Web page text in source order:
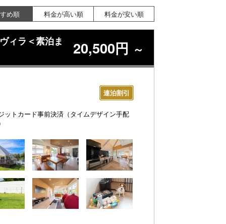
め順 料金が高い順 料金が安い順
ィラ＜素泊ま 20,500円 ～
連泊割引
ットカード事前決済（タイムデザイン手配